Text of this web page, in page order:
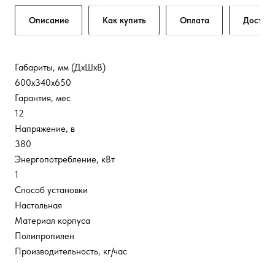
Описание Как купить Оплата
Габариты, мм (ДхШхВ)
600х340х650
Гарантия, мес
12
Напряжение, в
380
Энергопотребление, кВт
1
Способ установки
Настольная
Материал корпуса
Полипропилен
Производительность, кг/час